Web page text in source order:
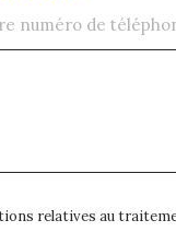
relatives au